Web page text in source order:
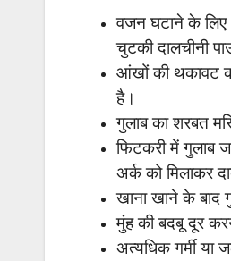
वजन घटाने के लिए
चुटकी दालचीनी
आंखों की थकावट
है।
गुलाब का शरबत
फिटकरी में गुलाब
अर्क को मिलाकर
खाना खाने के बाद
मुंह की बदबू दूर
अत्यधिक गर्मी या